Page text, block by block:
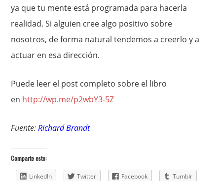
ya que tu mente está programada para hacerla
realidad. Si alguien cree algo positivo sobre
nosotros, de forma natural tendemos a creerlo y a
actuar en esa dirección.
Puede leer el post completo sobre el libro
en http://wp.me/p2wbY3-5Z
Fuente:Richard Brandt
Comparte esto:
LinkedIn Twitter Facebook Tumblr